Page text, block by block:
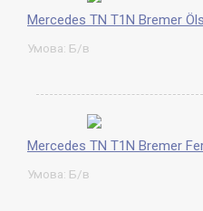
Умова: Б/в
Умова: Б/в